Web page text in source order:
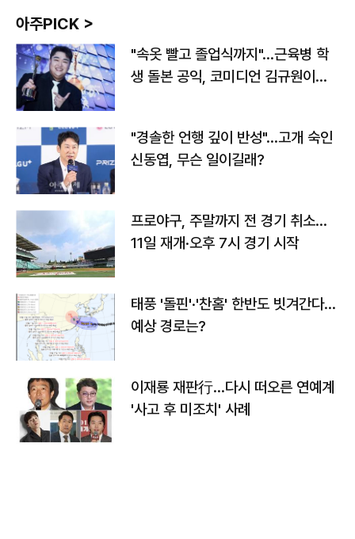
아주PICK >
"속옷 빨고 졸업식까지"…근육병 학
생 돌본 공익, 코미디언 김규원이었
"경솔한 언행 깊이 반성"…고개 숙인
신동엽, 무슨 일이길래?
프로야구, 주말까지 전 경기 취소…
11일 재개·오후 7시 경기 시작
태풍 '돌핀'·'찬홈' 한반도 빗겨간다…
예상 경로는?
이재룡 재판行…다시 떠오른 연예계
'사고 후 미조치' 사례